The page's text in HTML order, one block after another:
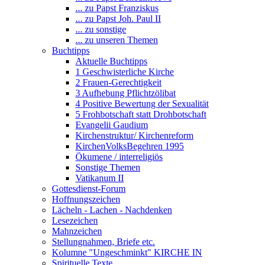
... zu Papst Franziskus
... zu Papst Joh. Paul II
... zu sonstige
... zu unseren Themen
Buchtipps
Aktuelle Buchtipps
1 Geschwisterliche Kirche
2 Frauen-Gerechtigkeit
3 Aufhebung Pflichtzölibat
4 Positive Bewertung der Sexualität
5 Frohbotschaft statt Drohbotschaft
Evangelii Gaudium
Kirchenstruktur/ Kirchenreform
KirchenVolksBegehren 1995
Ökumene / interreligiös
Sonstige Themen
Vatikanum II
Gottesdienst-Forum
Hoffnungszeichen
Lächeln - Lachen - Nachdenken
Lesezeichen
Mahnzeichen
Stellungnahmen, Briefe etc.
Kolumne "Ungeschminkt" KIRCHE IN
Spirituelle Texte